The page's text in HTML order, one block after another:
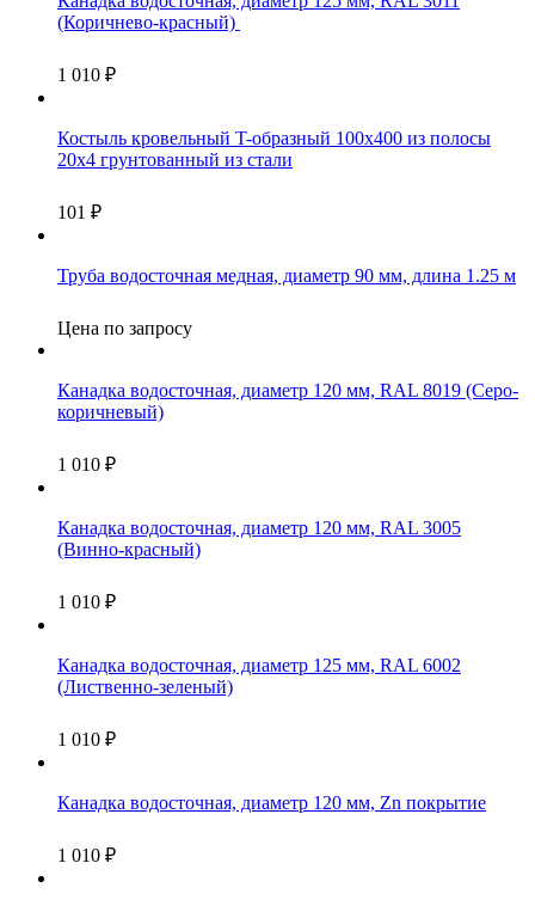
(Коричнево-красный)
1 010 ₽
Костыль кровельный T-образный 100х400 из полосы
20х4 грунтованный из стали
101 ₽
Труба водосточная медная, диаметр 90 мм, длина 1.25 м
Цена по запросу
Канадка водосточная, диаметр 120 мм, RAL 8019 (Серо-
коричневый)
1 010 ₽
Канадка водосточная, диаметр 120 мм, RAL 3005
(Винно-красный)
1 010 ₽
Канадка водосточная, диаметр 125 мм, RAL 6002
(Лиственно-зеленый)
1 010 ₽
Канадка водосточная, диаметр 120 мм, Zn покрытие
1 010 ₽